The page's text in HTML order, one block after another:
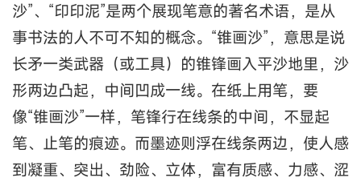
沙”、“印印泥”是两个展现笔意的著名术语，是从
事书法的人不可不知的概念。“锥画沙”，意思是说
长矛一类武器（或工具）的锥锋画入平沙地里，沙
形两边凸起，中间凹成一线。在纸上用笔，要
像“锥画沙”一样，笔锋行在线条的中间，不显起
笔、止笔的痕迹。而墨迹则浮在线条两边，使人感
到凝重、突出、劲险、立体，富有质感、力感、涩